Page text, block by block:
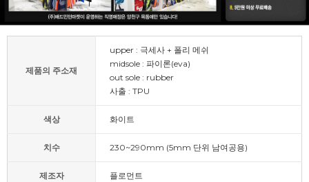
제품의 주소재
upper : 극세사 + 폴리 메쉬
midsole : 파이론(eva)
out sole : rubber
사출 : TPU
색상 화이트
치수 230~290mm (5mm 단위 남여공용)
제조자 플로먼트